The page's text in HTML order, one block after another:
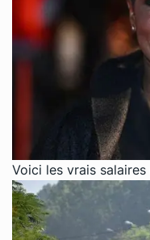
Voici les vrais salaires